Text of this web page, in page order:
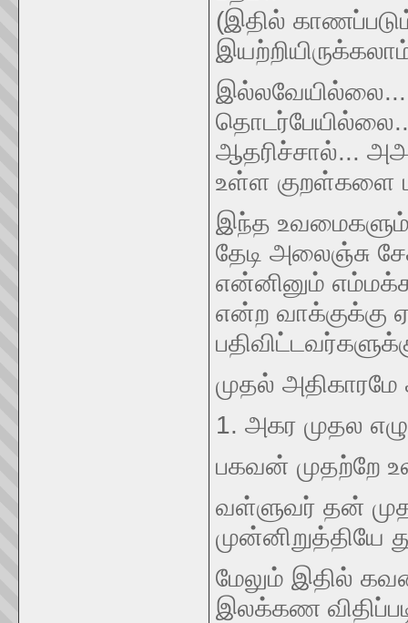
(இதில்
இல்லவேயில்லை...
தொடர்பேயில்லை..
ஆதரிச்சால்...
உள்ள குறள்களை
இந்த உவமைகளும்
தேடி அலைஞ்சு
என்னினும்
என்ற வாக்குக்கு
முதல்
1. அகர முதல
பகவன் முதற்றே
வள்ளுவர் தன்
முன்னிறுத்தியே
மேலும் இதில்
இலக்கண